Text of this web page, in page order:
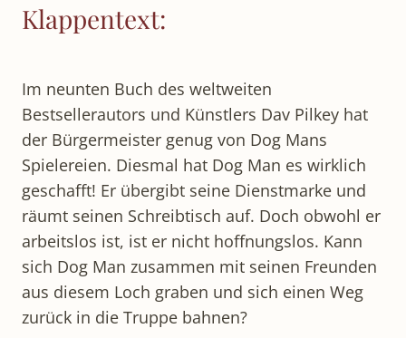
Klappentext:
Im neunten Buch des weltweiten
Bestsellerautors und Künstlers Dav Pilkey hat
der Bürgermeister genug von Dog Mans
Spielereien. Diesmal hat Dog Man es wirklich
geschafft! Er übergibt seine Dienstmarke und
räumt seinen Schreibtisch auf. Doch obwohl er
arbeitslos ist, ist er nicht hoffnungslos. Kann
sich Dog Man zusammen mit seinen Freunden
aus diesem Loch graben und sich einen Weg
zurück in die Truppe bahnen?